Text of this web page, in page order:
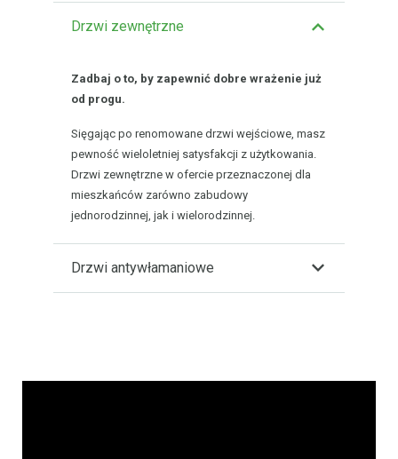
Drzwi zewnętrzne
Zadbaj o to, by zapewnić dobre wrażenie już
od progu.
Sięgając po renomowane drzwi wejściowe, masz
pewność wieloletniej satysfakcji z użytkowania.
Drzwi zewnętrzne w ofercie przeznaczonej dla
mieszkańców zarówno zabudowy
jednorodzinnej, jak i wielorodzinnej.
Drzwi antywłamaniowe